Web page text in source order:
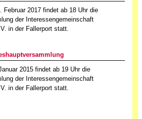
Februar 2017 findet ab 18 Uhr die
der Interessengemeinschaft
in der Fallerport statt.
2015 findet ab 19 Uhr die
der Interessengemeinschaft
in der Fallerport statt.